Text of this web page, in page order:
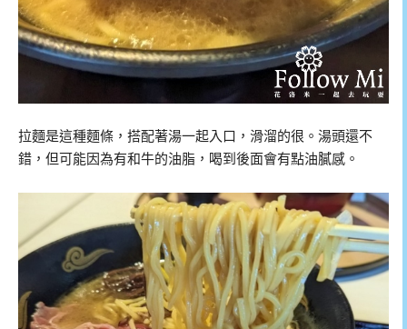
拉麵是這種麵條，搭配著湯一起入口，滑溜的很。湯頭還不
錯，但可能因為有和牛的油脂，喝到後面會有點油膩感。